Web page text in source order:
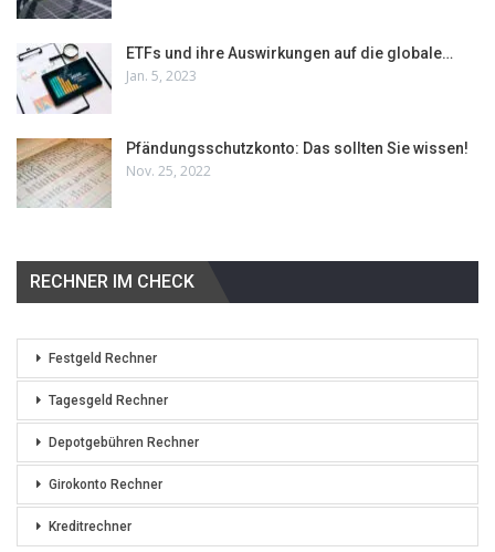
ETFs und ihre Auswirkungen auf die globale…
Jan. 5, 2023
Pfändungsschutzkonto: Das sollten Sie wissen!
Nov. 25, 2022
RECHNER IM CHECK
Festgeld Rechner
Tagesgeld Rechner
Depotgebühren Rechner
Girokonto Rechner
Kreditrechner